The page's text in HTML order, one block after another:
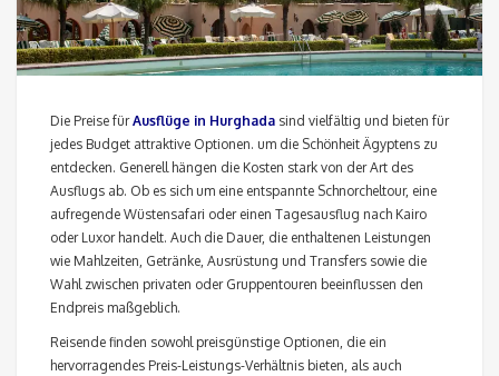
Die Preise fürAusflüge in Hurghada sind vielfältig und bieten für
jedes Budget attraktive Optionen. um die Schönheit Ägyptens zu
entdecken. Generell hängen die Kosten stark von der Art des
Ausflugs ab. Ob es sich um eine entspannte Schnorcheltour, eine
aufregende Wüstensafari oder einen Tagesausflug nach Kairo
oder Luxor handelt. Auch die Dauer, die enthaltenen Leistungen
wie Mahlzeiten, Getränke, Ausrüstung und Transfers sowie die
Wahl zwischen privaten oder Gruppentouren beeinflussen den
Endpreis maßgeblich.
Reisende finden sowohl preisgünstige Optionen, die ein
hervorragendes Preis-Leistungs-Verhältnis bieten, als auch